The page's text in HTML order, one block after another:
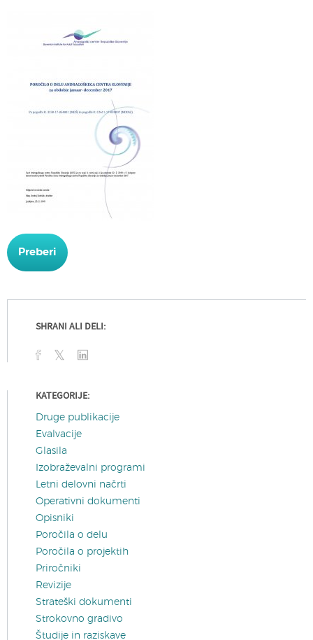
Preberi
SHRANI ALI DELI:
KATEGORIJE:
Druge publikacije
Evalvacije
Glasila
Izobraževalni programi
Letni delovni načrti
Operativni dokumenti
Opisniki
Poročila o delu
Poročila o projektih
Priročniki
Revizije
Strateški dokumenti
Strokovno gradivo
Študije in raziskave